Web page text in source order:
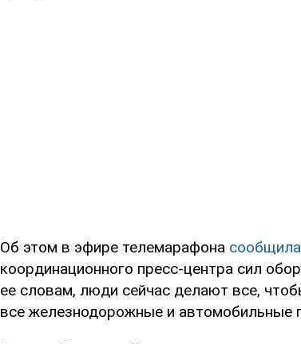
Об этом в эфире телемарафона сообщила
координационного пресс-центра сил
ее словам, люди сейчас делают все,
все железнодорожные и автомобильные